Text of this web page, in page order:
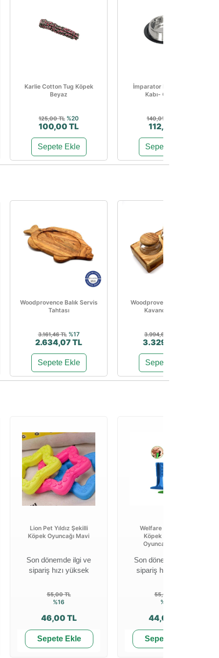
Karlie Cotton Tug Köpek
Beyaz
125,00 TL %20
100,00 TL
Sepete Ekle
İmparator Köpek Mama
Kabı- Orta Boy
140,01 TL
112,01 TL
Sepete Ekle
Woodprovence Balık Servis
Tahtası
3.161,46 TL %17
2.634,07 TL
Sepete Ekle
Woodprovence Kısa Cam
Kavanoz Standı
3.994,62 TL
3.329,33 TL
Sepete Ekle
Lion Pet Yıldız Şekilli
Köpek Oyuncağı Mavi
Son dönemde ilgi ve
sipariş hızı yüksek
55,00 TL
%16
46,00 TL
Sepete Ekle
Welfare Diş Fırçası
Köpek Çiğneme
Oyuncağı 15 Cm
Son dönemde ilgi ve
sipariş hızı yüksek
55,00 TL
%20
44,00 TL
Sepete Ekle